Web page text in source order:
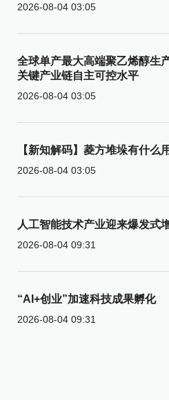
2026-08-04 03:05
全球单产最大高端聚乙烯醇生
关键产业链自主可控水平
2026-08-04 03:05
【新知解码】菱方堆垛有什么
2026-08-04 03:05
人工智能技术产业迎来爆发式
2026-08-04 09:31
“AI+创业”加速科技成果孵化
2026-08-04 09:31